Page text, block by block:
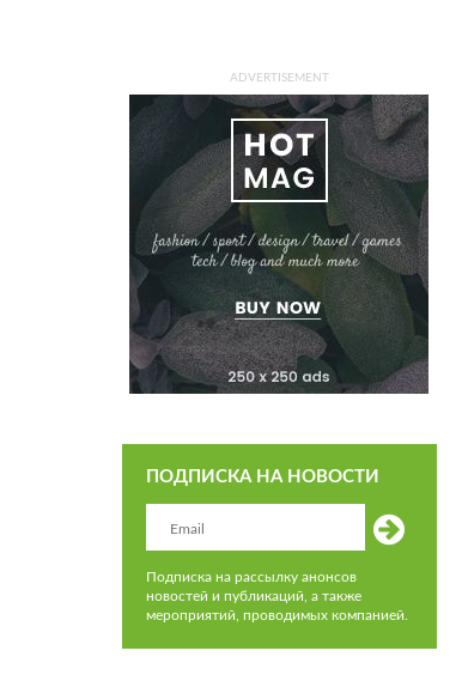
ADVERTISEMENT
ПОДПИСКА НА НОВОСТИ
Подписка на рассылку анонсов
новостей и публикаций, а также
мероприятий, проводимых компанией.